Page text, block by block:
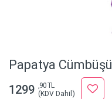
Papatya Cümbüşü
1299 ,90 TL
(KDV Dahil)